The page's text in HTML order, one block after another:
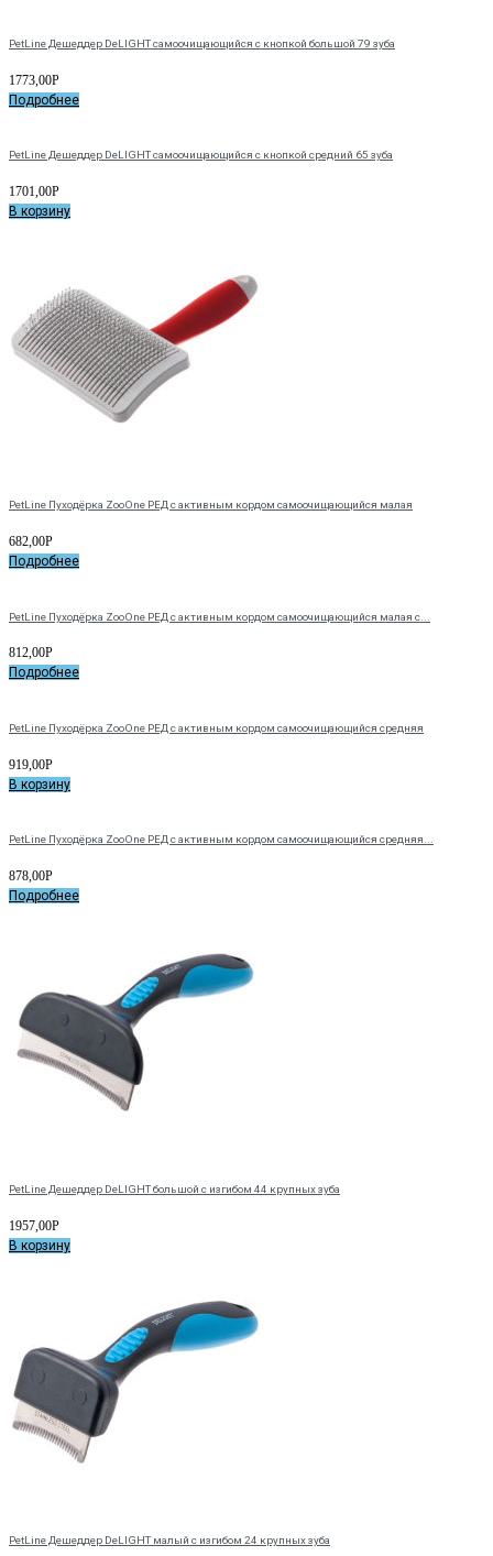
PetLine Дешеддер DeLIGHT самоочищающийся с кнопкой большой 79 зуба
1773,00Р
Подробнее
PetLine Дешеддер DeLIGHT самоочищающийся с кнопкой средний 65 зуба
1701,00Р
В корзину
PetLine Пуходёрка ZooOne РЕД с активным кордом самоочищающийся малая
682,00Р
Подробнее
PetLine Пуходёрка ZooOne РЕД с активным кордом самоочищающийся малая с...
812,00Р
Подробнее
PetLine Пуходёрка ZooOne РЕД с активным кордом самоочищающийся средняя
919,00Р
В корзину
PetLine Пуходёрка ZooOne РЕД с активным кордом самоочищающийся средняя...
878,00Р
Подробнее
PetLine Дешеддер DeLIGHT большой с изгибом 44 крупных зуба
1957,00Р
В корзину
PetLine Дешеддер DeLIGHT малый с изгибом 24 крупных зуба